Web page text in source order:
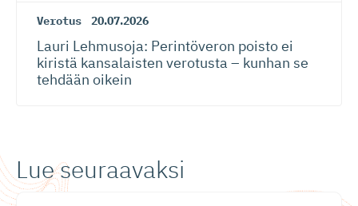
Verotus 20.07.2026
Lauri Lehmusoja: Perintöveron poisto ei
kiristä kansalaisten verotusta – kunhan se
tehdään oikein
Lue seuraavaksi